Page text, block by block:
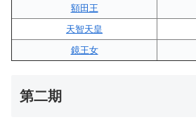
額田王
天智天皇
鏡王女
第二期